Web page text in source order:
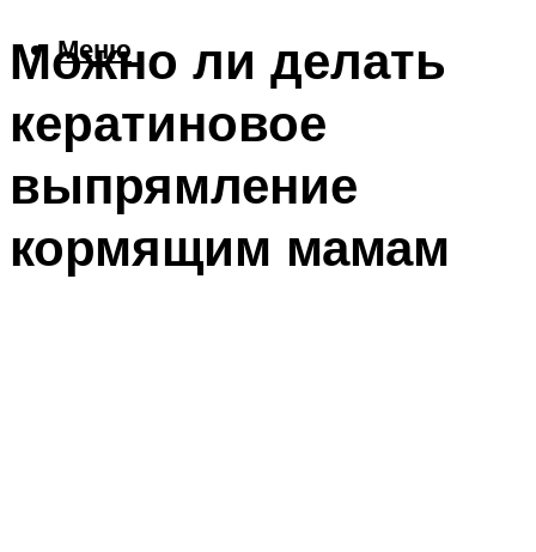
Меню
Можно ли делать
кератиновое
выпрямление
кормящим мамам